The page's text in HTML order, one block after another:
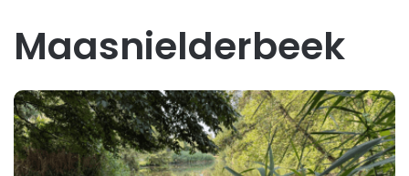
Maasnielderbeek